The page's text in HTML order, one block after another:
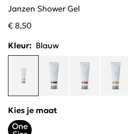
Janzen Shower Gel
€ 8,50
Kleur: Blauw
Kies je maat
One